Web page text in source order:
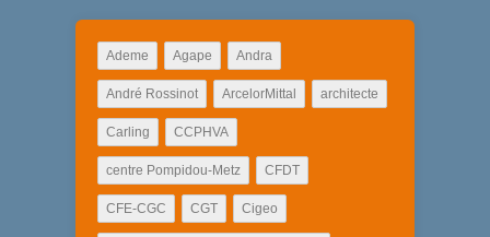
Ademe Agape Andra
André Rossinot ArcelorMittal architecte
Carling CCPHVA
centre Pompidou-Metz CFDT
CFE-CGC CGT Cigeo